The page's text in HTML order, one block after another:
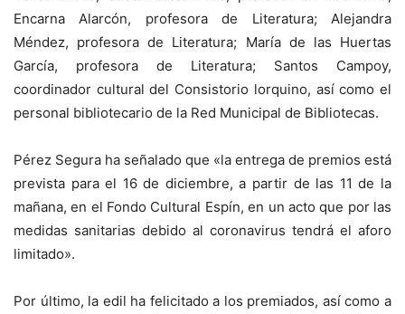
Encarna Alarcón, profesora de Literatura; Alejandra
Méndez, profesora de Literatura; María de las Huertas
García, profesora de Literatura; Santos Campoy,
coordinador cultural del Consistorio lorquino, así como el
personal bibliotecario de la Red Municipal de Bibliotecas.
Pérez Segura ha señalado que «la entrega de premios está
prevista para el 16 de diciembre, a partir de las 11 de la
mañana, en el Fondo Cultural Espín, en un acto que por las
medidas sanitarias debido al coronavirus tendrá el aforo
limitado».
Por último, la edil ha felicitado a los premiados, así como a